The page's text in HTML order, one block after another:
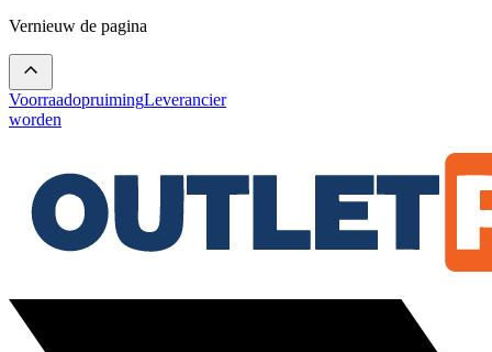
Vernieuw de pagina
VoorraadopruimingLeverancier
worden